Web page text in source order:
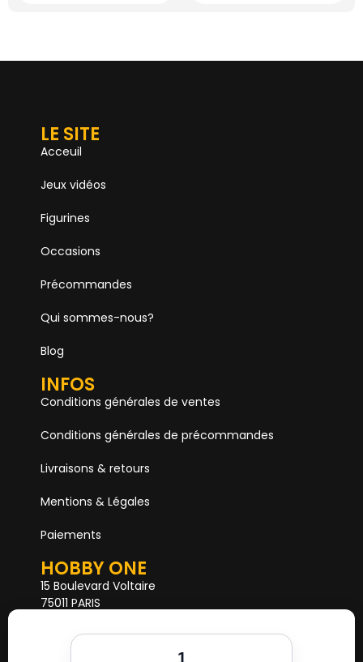
LE SITE
Acceuil
Jeux vidéos
Figurines
Occasions
Précommandes
Qui sommes-nous?
Blog
INFOS
Conditions générales de ventes
Conditions générales de précommandes
Livraisons & retours
Mentions & Légales
Paiements
HOBBY ONE
15 Boulevard Voltaire
75011 PARIS
Mail. hobby1shop@gmail.com
Tél. 01 402 11 402